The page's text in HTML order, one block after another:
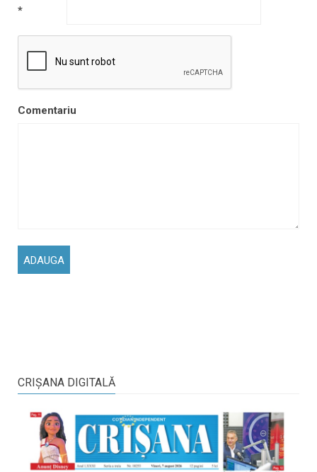
*
Comentariu
CRIŞANA DIGITALĂ